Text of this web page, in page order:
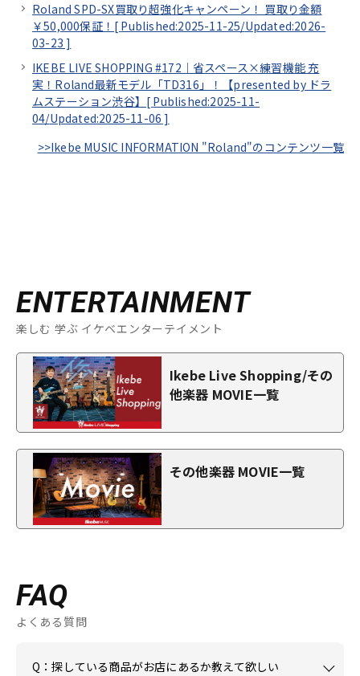
Roland SPD-SX買取り超強化キャンペーン！ 買取り金額
￥50,000保証！[ Published:2025-11-25/Updated:2026-
03-23 ]
IKEBE LIVE SHOPPING #172｜省スペース×練習機能 充
実！Roland最新モデル「TD316」！【presented by ドラ
ムステーション渋谷】[ Published:2025-11-
04/Updated:2025-11-06 ]
>>Ikebe MUSIC INFORMATION "Roland"のコンテンツ一覧
ENTERTAINMENT
楽しむ 学ぶ イケベエンターテイメント
Ikebe Live Shopping/その
他楽器 MOVIE一覧
その他楽器 MOVIE一覧
FAQ
よくある質問
Q：探している商品がお店にあるか教えて欲しい